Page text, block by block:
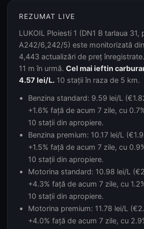
REZUMAT LIVE
LUKOIL Ploiesti 1 (DN1 B tarlaua 31,
A242/6,242/5) este monitorizată
4,443 actualizări de preț
11 m în urmă. Cel mai ieftin
4.57 lei/L. 10 stații în raza de 5 km.
Benzina standard: 9.59 lei/L
+1.6% față de acum 7 zile, cu
10 stații din apropiere.
Benzina premium: 10.17 lei/L
+1.5% față de acum 7 zile, cu
10 stații din apropiere.
Motorina standard: 10.98 lei/L
+4.3% față de acum 7 zile, cu
10 stații din apropiere.
Motorina premium: 11.78 lei/L
+4.0% față de acum 7 zile, cu